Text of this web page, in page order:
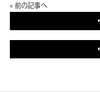
« 前の記事へ